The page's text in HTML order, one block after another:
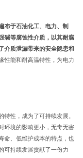
布于石油化工、电力、制
碱等腐蚀性介质，以其耐腐
介质泄漏带来的安全隐患和
性能和耐高温特性，为电力
性，成为了可持续发展。
环境的影响更小，无毒无害
命、低维护成本的特点，也
可持续发展贡献了一份力